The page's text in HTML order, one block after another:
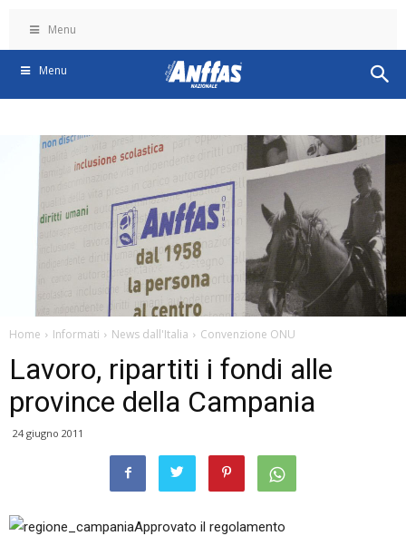
Menu
Menu
Home Informati News dall'Italia Convenzione ONU
Lavoro, ripartiti i fondi alle
province della Campania
24 giugno 2011
Approvato il regolamento